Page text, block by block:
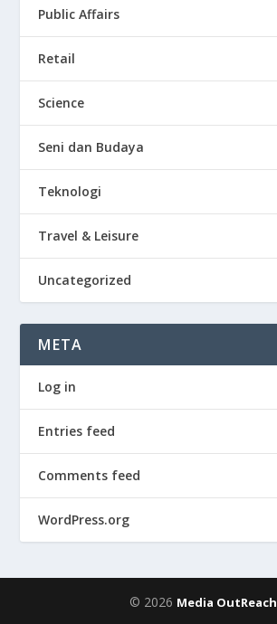
Public Affairs
Retail
Science
Seni dan Budaya
Teknologi
Travel & Leisure
Uncategorized
META
Log in
Entries feed
Comments feed
WordPress.org
© 2026 Media OutReach